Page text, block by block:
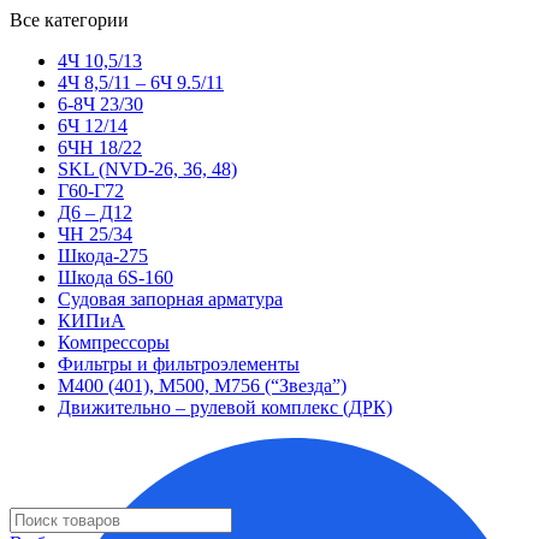
Все категории
4Ч 10,5/13
4Ч 8,5/11 – 6Ч 9.5/11
6-8Ч 23/30
6Ч 12/14
6ЧН 18/22
SKL (NVD-26, 36, 48)
Г60-Г72
Д6 – Д12
ЧН 25/34
Шкода-275
Шкода 6S-160
Судовая запорная арматура
КИПиА
Компрессоры
Фильтры и фильтроэлементы
М400 (401), М500, М756 (“Звезда”)
Движительно – рулевой комплекс (ДРК)